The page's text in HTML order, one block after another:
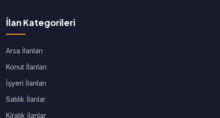
İlan Kategorileri
Arsa İlanları
Konut İlanları
İşyeri İlanları
Satılık İlanlar
Kiralık İlanlar